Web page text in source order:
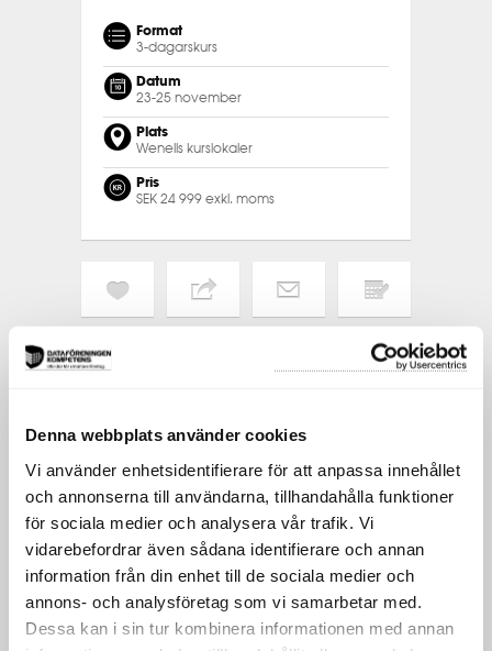
Denna webbplats använder cookies
Vi använder enhetsidentifierare för att anpassa innehållet
och annonserna till användarna, tillhandahålla funktioner
för sociala medier och analysera vår trafik. Vi
vidarebefordrar även sådana identifierare och annan
information från din enhet till de sociala medier och
annons- och analysföretag som vi samarbetar med.
Dessa kan i sin tur kombinera informationen med annan
Format
3-dagarskurs
Datum
23-25 november
Plats
Wenells kurslokaler
Pris
SEK 24 999 exkl. moms
Andra utbildningar med liknande
THE PRODUCT MANAGEMENT PROGRAM
PROJEKTLEDARPROGRAMMET
APPLIED PROJECT MANAGEMENT